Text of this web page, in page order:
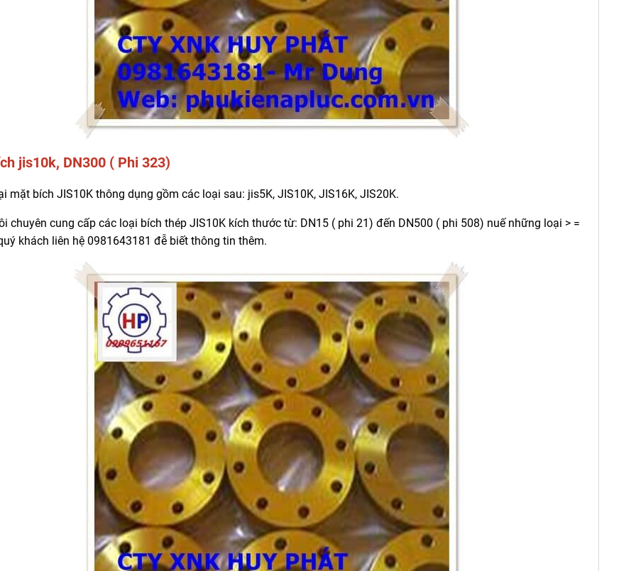
jis10k, DN300 ( Phi 323)
mặt bích JIS10K thông dụng gồm các loại sau: jis5K, JIS10K, JIS16K, JIS20K.
chuyên cung cấp các loại bích thép JIS10K kích thước từ: DN15 ( phi 21) đến DN500 ( phi 508) nuế những loại > =
khách liên hệ 0981643181 đễ biết thông tin thêm.